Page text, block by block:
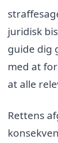
juridisk
guide dig
med at
at alle
Rettens